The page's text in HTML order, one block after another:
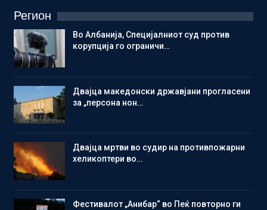
Регион
Во Албанија, Специјалниот суд против
корупција го ограничи…
Двајца македонски државјани прогласени
за „персона нон…
Двајца мртви во судир на противпожарни
хеликоптери во…
Фестивалот „Анибар“ во Пеќ повторно ги